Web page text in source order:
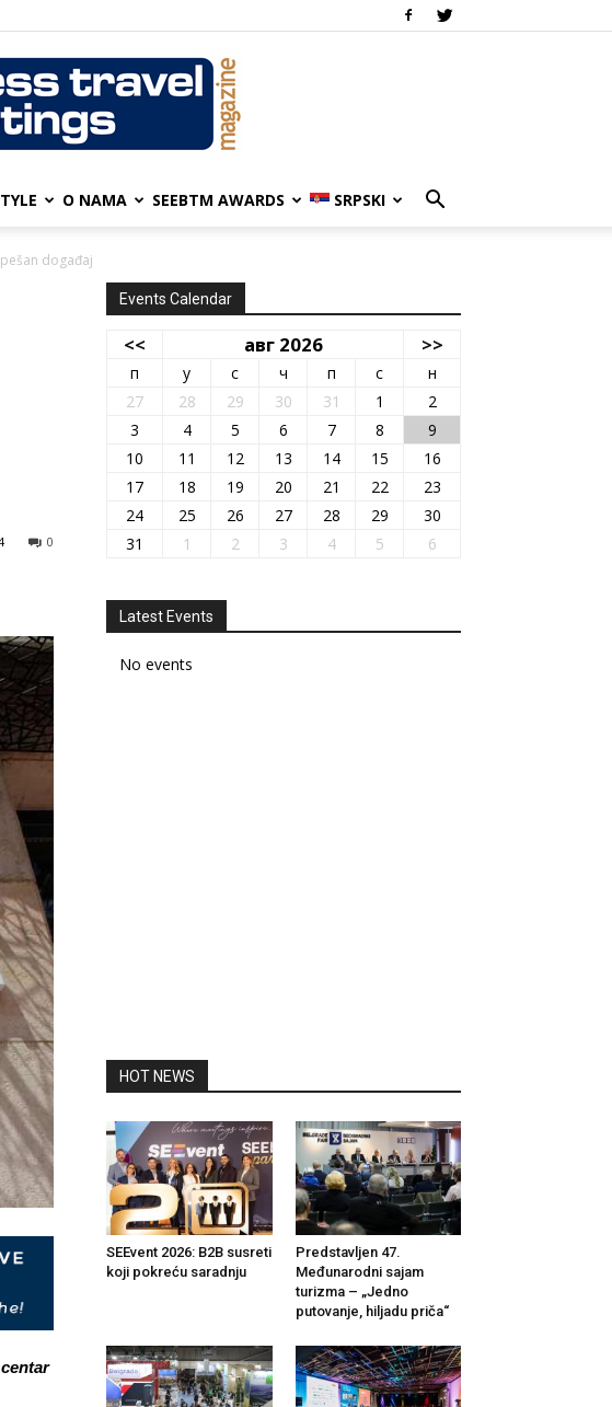
О NAMA SEEBTM AWARDS SRPSKI
događaj
0
Events Calendar
<< авг 2026 >>
п у с ч п с
н
27
28 29 30 31 1
2
3
4 5 6 7 8
9
10
11 12 13 14 15
16
17
18 19 20 21 22
23
24
25 26 27 28 29
30
31
1 2 3 4 5 6
Latest Events
No events
HOT NEWS
SEEvent 2026: B2B susreti
koji pokreću saradnju
Predstavljen 47.
Međunarodni sajam
turizma – „Jedno
putovanje, hiljadu priča“